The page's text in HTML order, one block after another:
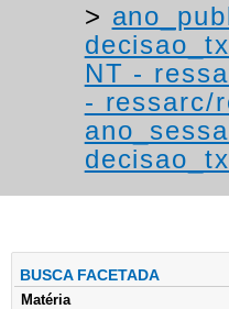
>
NT -
- ressarc/
BUSCA FACETADA
Matéria